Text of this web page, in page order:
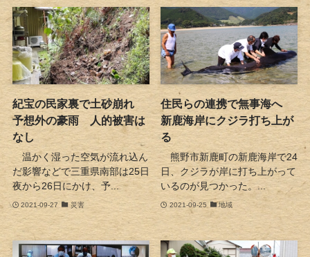
紀宝の民家裏で土砂崩れ
予想外の豪雨 人的被害は
なし
温かく湿った空気が流れ込ん
だ影響などで三重県南部は25日
夜から26日にかけ、予...
2021-09-27 災害
住民らの連携で無事海へ
新鹿海岸にクジラ打ち上が
る
熊野市新鹿町の新鹿海岸で24
日、クジラが岸に打ち上がって
いるのが見つかった。...
2021-09-25 地域